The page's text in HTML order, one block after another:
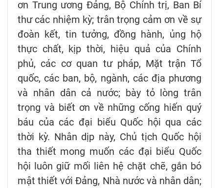
ơn Trung ương Đảng, Bộ Chính trị, Ban Bí
thư các nhiệm kỳ; trân trọng cảm ơn về sự
đoàn kết, tin tưởng, đồng hành, ủng hộ
thực chất, kịp thời, hiệu quả của Chính
phủ, các cơ quan tư pháp, Mặt trận Tổ
quốc, các ban, bộ, ngành, các địa phương
và nhân dân cả nước; bày tỏ lòng trân
trọng và biết ơn về những cống hiến quý
báu của các đại biểu Quốc hội qua các
thời kỳ. Nhân dịp này, Chủ tịch Quốc hội
tha thiết mong muốn các đại biểu Quốc
hội luôn giữ mối liên hệ chặt chẽ, gắn bó
mật thiết với Đảng, Nhà nước và nhân dân;